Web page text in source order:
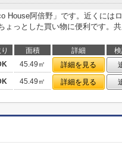
House阿倍野」です。近くには
ょっとした買い物に便利です。
面積 詳細
45.49㎡ 詳細を見る
45.49㎡ 詳細を見る